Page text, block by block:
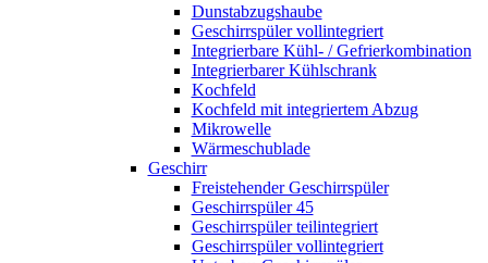
Dunstabzugshaube
Geschirrspüler vollintegriert
Integrierbare Kühl- / Gefrierkombination
Integrierbarer Kühlschrank
Kochfeld
Kochfeld mit integriertem Abzug
Mikrowelle
Wärmeschublade
Geschirr
Freistehender Geschirrspüler
Geschirrspüler 45
Geschirrspüler teilintegriert
Geschirrspüler vollintegriert